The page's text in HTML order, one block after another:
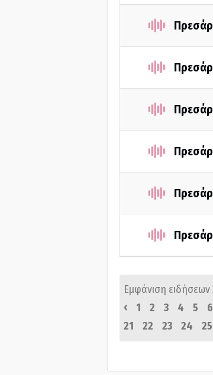
Εμφάνιση ειδήσεων
‹
1 2 3 4 5 6
21
22 23 24 25